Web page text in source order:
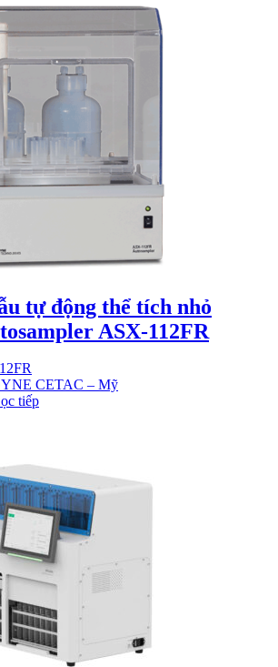
tự động thể tích nhỏ
ASX-112FR
CETAC – Mỹ
tiếp